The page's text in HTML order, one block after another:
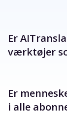
Er
værktøjer
Er
i alle